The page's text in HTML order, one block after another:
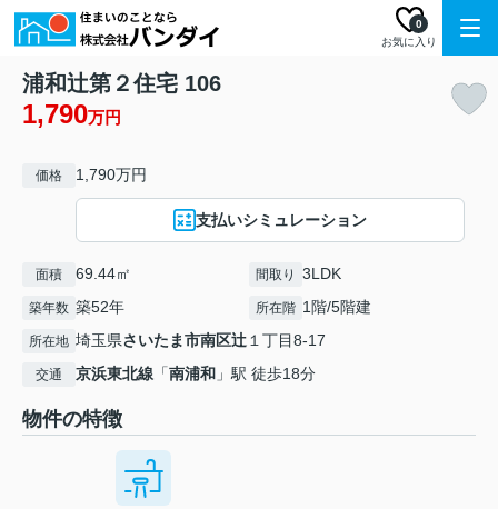
お気に入り
0
浦和辻第２住宅 106
1,790万円
価格 1,790万円
支払いシミュレーション
面積 69.44㎡ 間取り 3LDK
築年数 築52年 所在階 1階/5階建
所在地 埼玉県さいたま市南区辻 １丁目8-17
交通 京浜東北線 「南浦和 」駅 徒歩18分
物件の特徴